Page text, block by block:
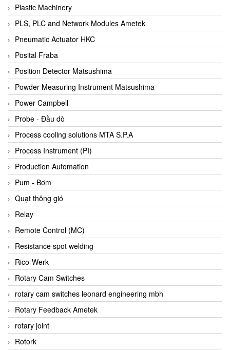
Bestech
Bestech
BETA
Bifold
Bihl+wiedemann
Bihl+wiedemann
Bilz
Binder Connector
Biotech
BirdX Vietnam
BK Vibro
Black Box
BlackBox Vietnam
BLAGDON PUMP
Bloom Engineering
Boneng
Bopp & Reuther Messtechnik
Bosch
Boydcorp
BRAUN Vietnam
Brinkmann Pumpen
BRONKHORST
Plastic Machinery
PLS, PLC and Network Modules Ametek
Pneumatic Actuator HKC
Posital Fraba
Position Detector Matsushima
Powder Measuring Instrument Matsushima
Power Campbell
Probe - Đầu dò
Process cooling solutions MTA S.P.A
Process Instrument (PI)
Production Automation
Pum - Bơm
Quạt thông gió
Relay
Remote Control (MC)
Resistance spot welding
Rico-Werk
Rotary Cam Switches
rotary cam switches leonard engineering mbh
Rotary Feedback Ametek
rotary joint
Rotork